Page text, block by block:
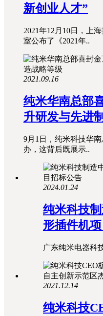
新创业人才”
2021年12月10日，上
室公布了《2021年..
2021.09.16
纯米华南总部
升研发与先进
9月1日，纯米科技华
办，这背后既展示..
2024.01.24
纯米科技
形插件机
广东纯米电器
2021.12.14
纯米科技